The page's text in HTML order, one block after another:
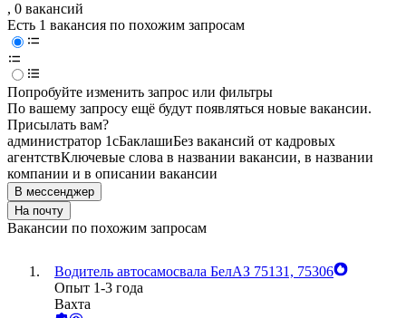
, 0 вакансий
Есть 1 вакансия по похожим запросам
Попробуйте изменить запрос или фильтры
По вашему запросу ещё будут появляться новые вакансии.
Присылать вам?
администратор 1сБаклашиБез вакансий от кадровых
агентствКлючевые слова в названии вакансии, в названии
компании и в описании вакансии
В мессенджер
На почту
Вакансии по похожим запросам
Водитель автосамосвала БелАЗ 75131, 75306
Опыт 1-3 года
Вахта